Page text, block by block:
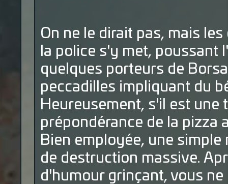
On ne le dirait pas, mais
la police s'y met, poussant
quelques porteurs de
peccadilles impliquant du
Heureusement, s'il est une
prépondérance de la pizza
Bien employée, une
de destruction massive.
d'humour grinçant, vous